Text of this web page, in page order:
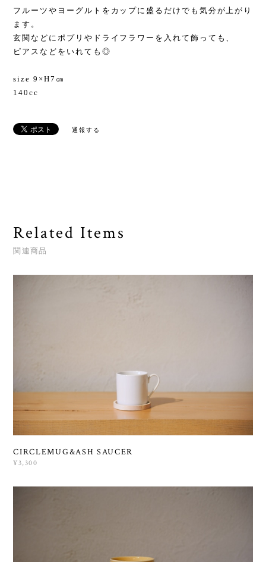
フルーツやヨーグルトをカップに盛るだけでも気分が上がり
ます。
玄関などにポプリやドライフラワーを入れて飾っても、
ピアスなどをいれても◎
size 9×H7㎝
140cc
通報する
Related Items
関連商品
CIRCLEMUG&ASH SAUCER
¥3,300